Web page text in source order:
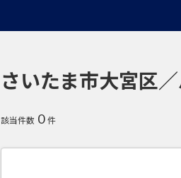
さいたま市大宮区
該当件数 0 件